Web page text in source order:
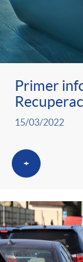
Primer
15/03/2022
+